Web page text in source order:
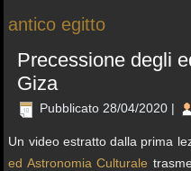
antico egitto
Precessione degli
Giza
Pubblicato 28/04/2020 |
Un video estratto dalla prima
ed Astronomia Culturale